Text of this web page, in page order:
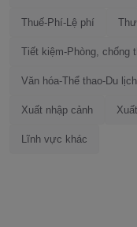
Thuế-Phí-Lệ phí
Tiết kiệm-Phòng, chống
Văn hóa-Thể thao-Du lịch
Xuất nhập cảnh
Lĩnh vực khác